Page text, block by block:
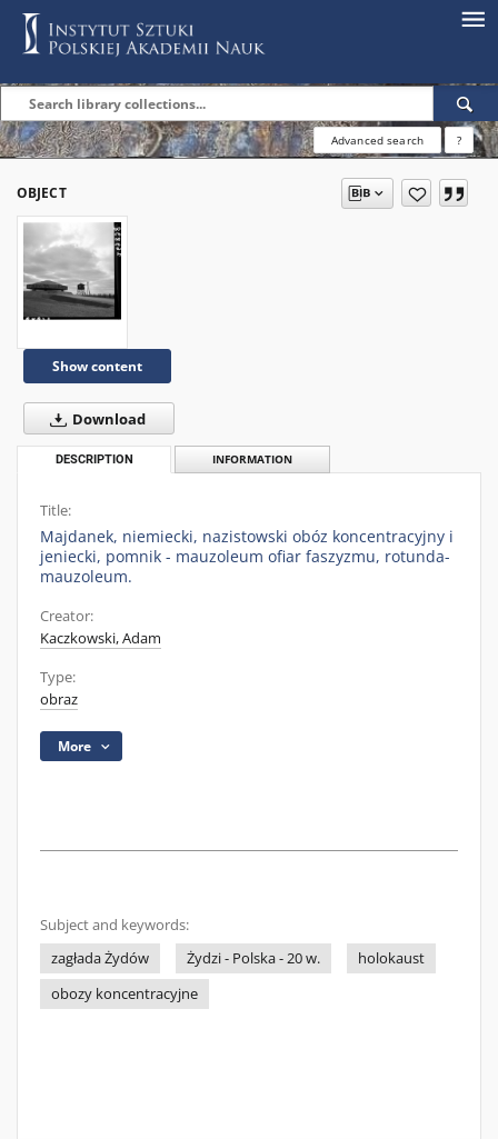
Advanced search ?
OBJECT
Show content
Download
DESCRIPTION INFORMATION
Title:
Majdanek, niemiecki, nazistowski obóz koncentracyjny i
jeniecki, pomnik - mauzoleum ofiar faszyzmu, rotunda-
mauzoleum.
Creator:
Kaczkowski, Adam
Type:
obraz
More
Subject and keywords:
zagłada Żydów
Żydzi - Polska - 20 w.
holokaust
obozy koncentracyjne